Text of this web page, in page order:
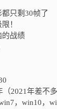
只剩30帧了
！
的战绩
2021年差不
，win10，